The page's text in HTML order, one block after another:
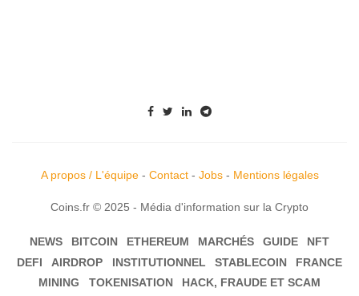
A propos / L'équipe- Contact- Jobs- Mentions légales
Coins.fr © 2025 - Média d'information sur la Crypto
NEWS BITCOIN ETHEREUM MARCHÉS GUIDE
NFT
DEFI
AIRDROP INSTITUTIONNEL STABLECOIN
FRANCE
MINING
TOKENISATION HACK, FRAUDE ET SCAM